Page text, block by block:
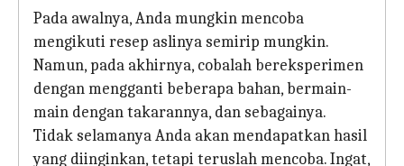
Pada awalnya, Anda mungkin mencoba
mengikuti resep aslinya semirip mungkin.
Namun, pada akhirnya, cobalah bereksperimen
dengan mengganti beberapa bahan, bermain-
main dengan takarannya, dan sebagainya.
Tidak selamanya Anda akan mendapatkan hasil
yang diinginkan, tetapi teruslah mencoba. Ingat,